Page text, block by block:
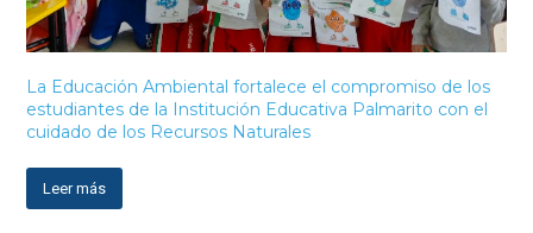
La Educación Ambiental fortalece el compromiso de los
estudiantes de la Institución Educativa Palmarito con el
cuidado de los Recursos Naturales
Leer más